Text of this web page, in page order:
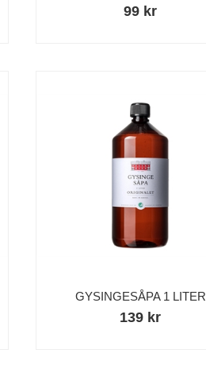
99 kr
GYSINGESÅPA 1 LITER
139 kr